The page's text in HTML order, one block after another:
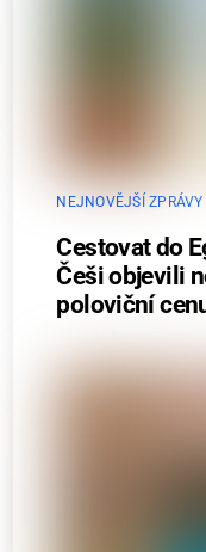
NEJNOVĚJŠÍ ZPRÁVY
Cestovat do
Češi objevili
poloviční